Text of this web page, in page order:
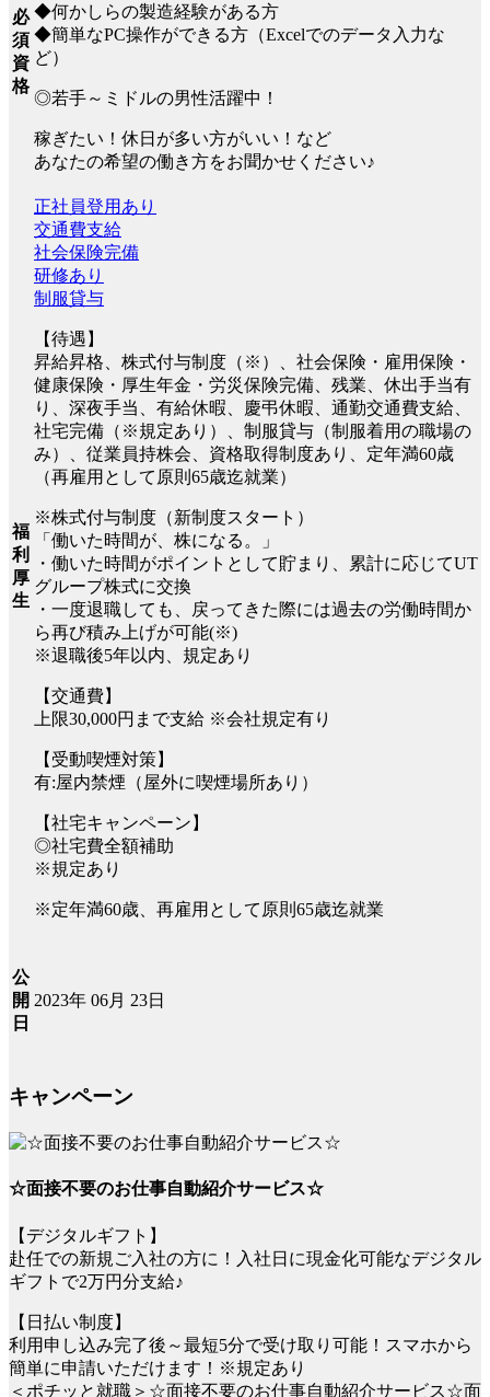
必
須
資
格
◆何かしらの製造経験がある方
◆簡単なPC操作ができる方（Excelでのデータ入力な
ど）
◎若手～ミドルの男性活躍中！
稼ぎたい！休日が多い方がいい！など
あなたの希望の働き方をお聞かせください♪
福
利
厚
生
正社員登用あり
交通費支給
社会保険完備
研修あり
制服貸与
【待遇】
昇給昇格、株式付与制度（※）、社会保険・雇用保険・
健康保険・厚生年金・労災保険完備、残業、休出手当有
り、深夜手当、有給休暇、慶弔休暇、通勤交通費支給、
社宅完備（※規定あり）、制服貸与（制服着用の職場の
み）、従業員持株会、資格取得制度あり、定年満60歳
（再雇用として原則65歳迄就業）
※株式付与制度（新制度スタート）
「働いた時間が、株になる。」
・働いた時間がポイントとして貯まり、累計に応じてUT
グループ株式に交換
・一度退職しても、戻ってきた際には過去の労働時間か
ら再び積み上げが可能(※)
※退職後5年以内、規定あり
【交通費】
上限30,000円まで支給 ※会社規定有り
【受動喫煙対策】
有:屋内禁煙（屋外に喫煙場所あり）
【社宅キャンペーン】
◎社宅費全額補助
※規定あり
※定年満60歳、再雇用として原則65歳迄就業
公
開
日
2023年 06月 23日
キャンペーン
☆面接不要のお仕事自動紹介サービス☆
【デジタルギフト】
赴任での新規ご入社の方に！入社日に現金化可能なデジタル
ギフトで2万円分支給♪
【日払い制度】
利用申し込み完了後～最短5分で受け取り可能！スマホから
簡単に申請いただけます！※規定あり
＜ポチッと就職＞☆面接不要のお仕事自動紹介サービス☆面